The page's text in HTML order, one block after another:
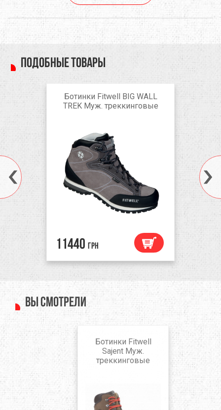
Подобные товары
Ботинки Fitwell BIG WALL
TREK Муж. треккинговые
11440 грн
Вы смотрели
Ботинки Fitwell
Sajent Муж.
треккинговые